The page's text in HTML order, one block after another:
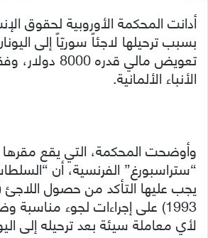
أدانت المحكمة الأوروبية لحقوق
بسبب ترحيلها لاجئاً سوريّاً إلى
تعويض مالي قدره
الأنباء الألمانية.
وأوضحت المحكمة، التي يقع
“ستراسبورغ” الفرنسية، أن
يجب عليها التأكد من حصول
1993) على إجراءات لجوء
لأي معاملة سيئة بعد ترحيله إلى